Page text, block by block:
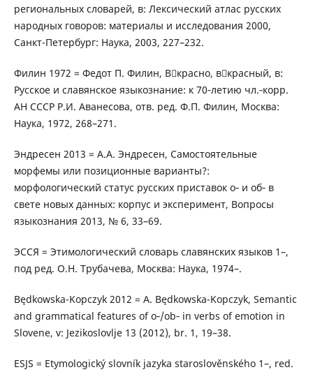
региональных словарей, в: Лексический атлас русских
народных говоров: материалы и исследования 2000,
Санкт-Петербург: Наука, 2003, 227–232.
Филин 1972 = Федот П. Филин, Вкрасно, вкрасный, в:
Русское и славянское языкознание: к 70‑летию чл.‑корр.
АН СССР Р.И. Аванесова, отв. ред. Ф.П. Филин, Москва:
Наука, 1972, 268–271.
Эндресен 2013 = А.А. Эндресен, Самостоятельные
морфемы или позиционные варианты?:
морфологический статус русских приставок о‑ и об‑ в
свете новых данных: корпус и эксперимент, Вопросы
языкознания 2013, № 6, 33–69.
ЭССЯ = Этимологический словарь славянских языков 1–,
под ред. О.Н. Трубачева, Москва: Наука, 1974–.
Będkowska-Kopczyk 2012 = A. Będkowska-Kopczyk, Semantic
and grammatical features of o‑/ob‑ in verbs of emotion in
Slovene, v: Jezikoslovlje 13 (2012), br. 1, 19–38.
ESJS = Etymologický slovník jazyka staroslověnského 1–, red.